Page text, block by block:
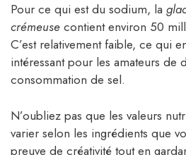
Pour ce qui est du sodium, la
crémeuse contient environ 50
C’est relativement faible, ce qui
intéressant pour les amateurs de
consommation de sel.
N’oubliez pas que les valeurs
varier selon les ingrédients que
preuve de créativité tout en